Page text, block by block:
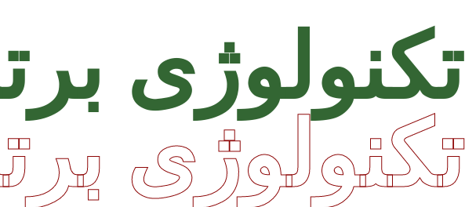
تکنولوژی
تکنولوژی